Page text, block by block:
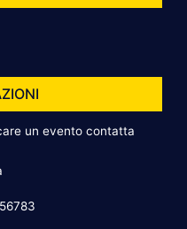
un evento contatta